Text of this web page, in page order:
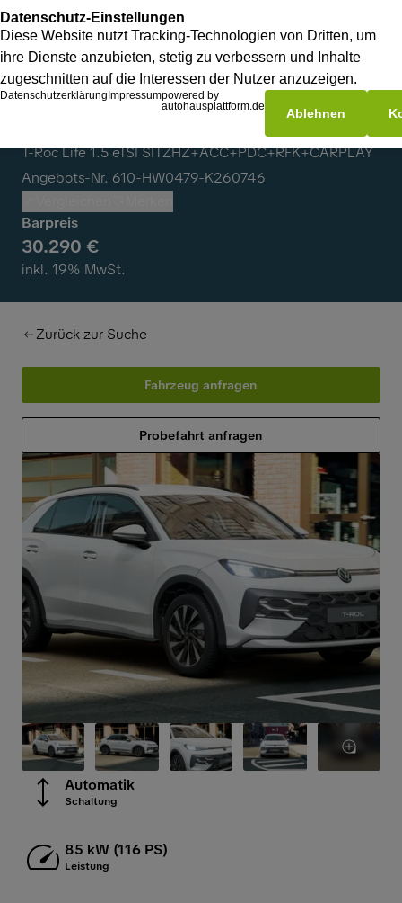
T-Roc Life 1.5 eTSI SITZHZ+ACC+PDC+RFK+CARPLAY
Angebots-Nr. 610-HW0479-K260746
Barpreis
30.290 €
inkl. 19% MwSt.
Zurück zur Suche
Fahrzeug anfragen
Probefahrt anfragen
Automatik
Schaltung
85 kW (116 PS)
Leistung